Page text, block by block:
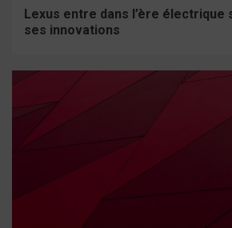
Lexus entre dans l’ère électrique
ses innovations